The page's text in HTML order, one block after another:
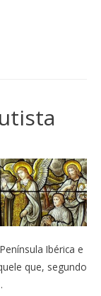
Ibérica e
que, segundo